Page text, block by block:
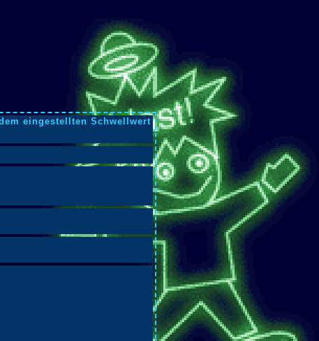
eingestellten Schwellwert